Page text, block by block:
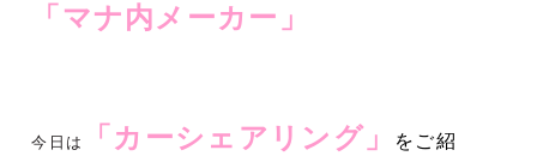
「マナ内メーカー」
今日は 「カーシェアリング」 をご紹